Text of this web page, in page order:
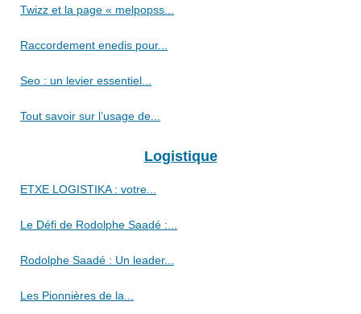
Twizz et la page « melpopss...
Raccordement enedis pour...
Seo : un levier essentiel...
Tout savoir sur l’usage de...
Logistique
ETXE LOGISTIKA : votre...
Le Défi de Rodolphe Saadé :...
Rodolphe Saadé : Un leader...
Les Pionnières de la...